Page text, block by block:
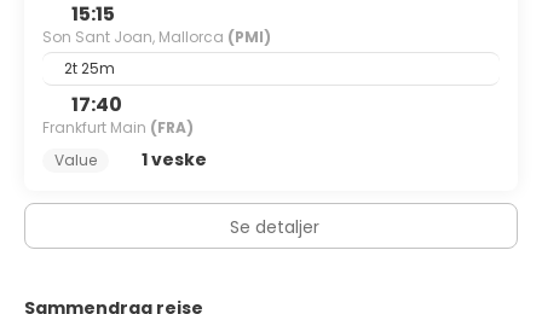
15:15
Son Sant Joan, Mallorca (PMI)
2t 25m
17:40
Frankfurt Main (FRA)
Value
1 veske
Se detaljer
Sammendrag reise